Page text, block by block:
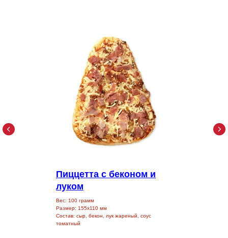
Пиццетта с беконом и
луком
Вес: 100 грамм
Размер: 155х110 мм
Состав: сыр, бекон, лук жареный, соус
томатный